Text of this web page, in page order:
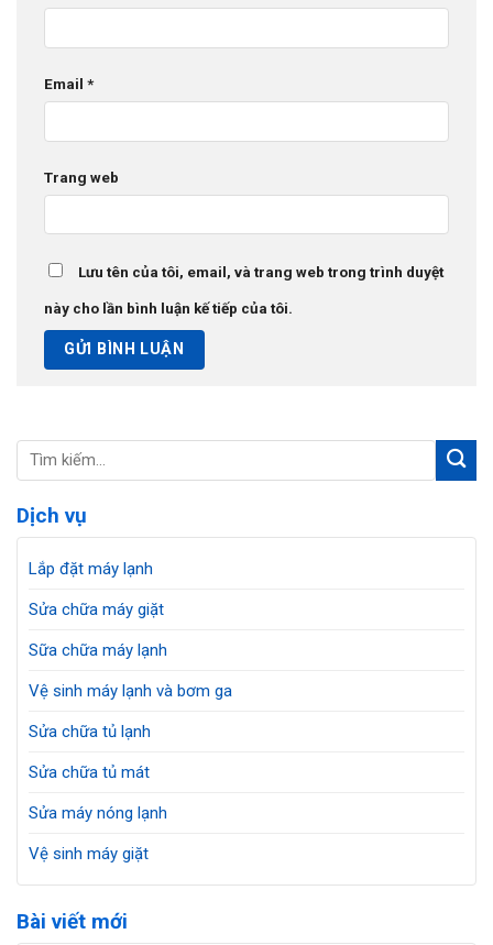
Email *
Trang web
Lưu tên của tôi, email, và trang web trong trình duyệt
này cho lần bình luận kế tiếp của tôi.
Dịch vụ
Lắp đặt máy lạnh
Sửa chữa máy giặt
Sữa chữa máy lạnh
Vệ sinh máy lạnh và bơm ga
Sửa chữa tủ lạnh
Sửa chữa tủ mát
Sửa máy nóng lạnh
Vệ sinh máy giặt
Bài viết mới